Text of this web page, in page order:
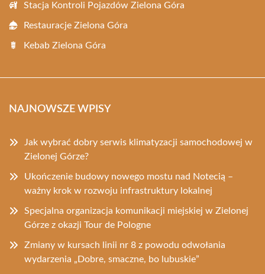
Stacja Kontroli Pojazdów Zielona Góra
Restauracje Zielona Góra
Kebab Zielona Góra
NAJNOWSZE WPISY
Jak wybrać dobry serwis klimatyzacji samochodowej w
Zielonej Górze?
Ukończenie budowy nowego mostu nad Notecią –
ważny krok w rozwoju infrastruktury lokalnej
Specjalna organizacja komunikacji miejskiej w Zielonej
Górze z okazji Tour de Pologne
Zmiany w kursach linii nr 8 z powodu odwołania
wydarzenia „Dobre, smaczne, bo lubuskie”